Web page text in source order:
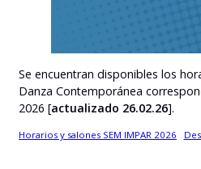
Se encuentran disponibles los
Danza Contemporánea
2026 [actualizado 26.02.26].
Horarios y salones SEM IMPAR 2026